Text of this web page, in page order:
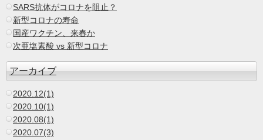
SARS抗体がコロナを阻止？
新型コロナの寿命
国産ワクチン、来春か
次亜塩素酸 vs 新型コロナ
アーカイブ
2020.12(1)
2020.10(1)
2020.08(1)
2020.07(3)